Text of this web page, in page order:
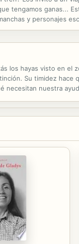
tengamos ganas...
y personajes
los hayas visto en
Su timidez
nuestra